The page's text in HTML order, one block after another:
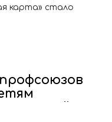
карта» стало